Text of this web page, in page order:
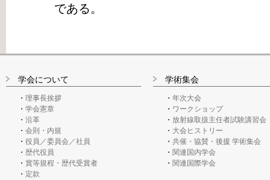
である。
学会について
理事長挨拶
学会憲章
沿革
会則・内規
役員／委員会／社員
歴代役員
賞等規程・歴代受賞者
定款
学術集会
年次大会
ワークショップ
放射線取扱主任者試験講習会
大会ヒストリー
共催・協賛・後援 学術集会
関連国内学会
関連国際学会